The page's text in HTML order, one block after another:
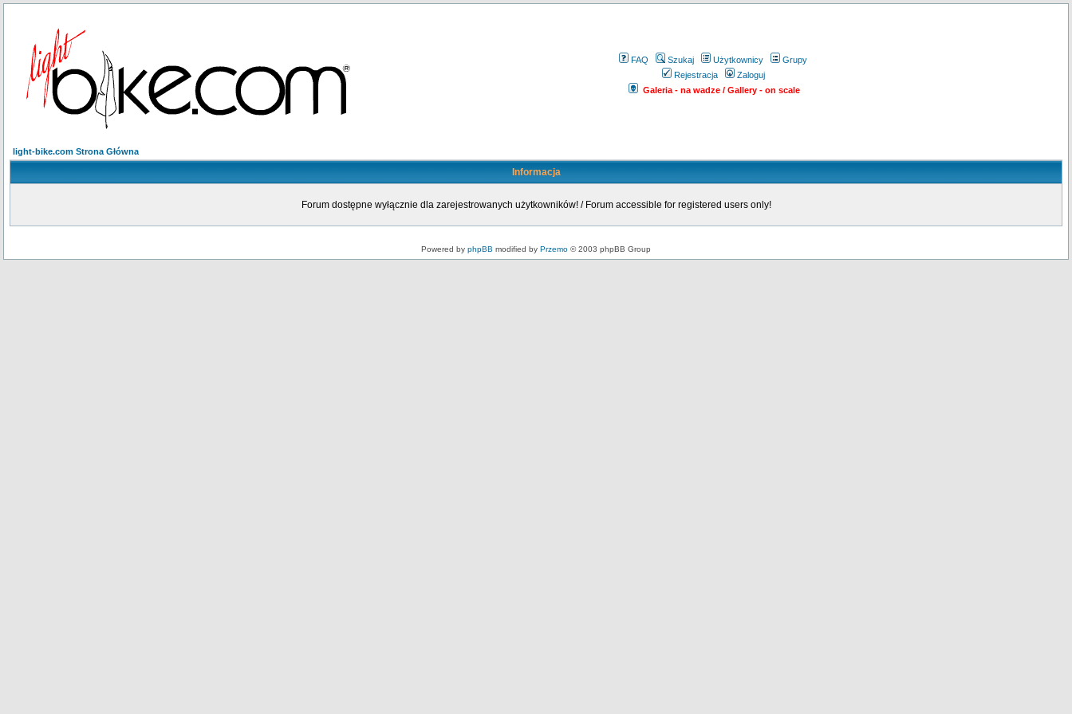
FAQ Szukaj Użytkownicy
Grupy
Rejestracja
Zaloguj
Galeria - na wadze / Gallery - on scale
light-bike.com Strona Główna
Informacja
Forum dostępne wyłącznie dla zarejestrowanych użytkowników! / Forum accessible for registered users only!
Powered by phpBB modified by Przemo © 2003 phpBB Group